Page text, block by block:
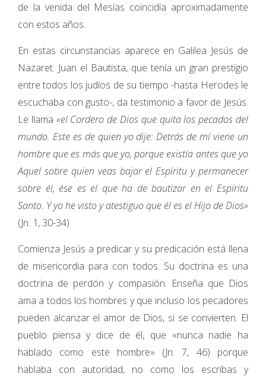
de la venida del Mesías coincidía aproximadamente
con estos años.
En estas circunstancias aparece en Galilea Jesús de
Nazaret. Juan el Bautista, que tenía un gran prestigio
entre todos los judíos de su tiempo -hasta Herodes le
escuchaba con gusto-, da testimonio a favor de Jesús.
Le llama «el Cordero de Dios que quita los pecados del
mundo. Este es de quien yo dije: Detrás de mí viene un
hombre que es más que yo, porque existía antes que yo
Aquel sobre quien veas bajar el Espíritu y permanecer
sobre él, ése es el que ha de bautizar en el Espíritu
Santo. Y yo he visto y atestiguo que él es el Hijo de Dios»
(Jn. 1, 30-34)
Comienza Jesús a predicar y su predicación está llena
de misericordia para con todos. Su doctrina es una
doctrina de perdón y compasión. Enseña que Dios
ama a todos los hombres y que incluso los pecadores
pueden alcanzar el amor de Dios, si se convierten. El
pueblo piensa y dice de él, que «nunca nadie ha
hablado como este hombre» (Jn. 7, 46) porque
hablaba con autoridad, no como los escribas y